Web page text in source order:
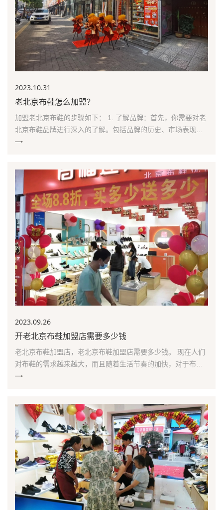
2023.10.31
老北京布鞋怎么加盟？
加盟老北京布鞋的步骤如下： 1. 了解品牌：首先，你需要对老
北京布鞋品牌进行深入的了解。包括品牌的历史、市场表现、
口碑、消费者反馈等。这有助于你更好地理解品牌的定位、经
经营能力、市场策略等。 3. 联系加盟...
2023.09.26
开老北京布鞋加盟店需要多少钱
老北京布鞋加盟店，老北京布鞋加盟店需要多少钱。 现在人们
对布鞋的需求越来越大，而且随着生活节奏的加快，对于布鞋
行业也是越发注重。老北京布鞋加盟店，在市面上还是非常有
布鞋作为一家广受欢迎的品牌，老北京布鞋加盟...